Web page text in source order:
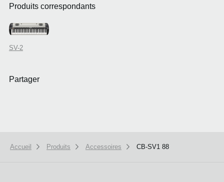
Produits correspondants
SV-2
Partager
Accueil Produits Accessoires CB-SV1 88